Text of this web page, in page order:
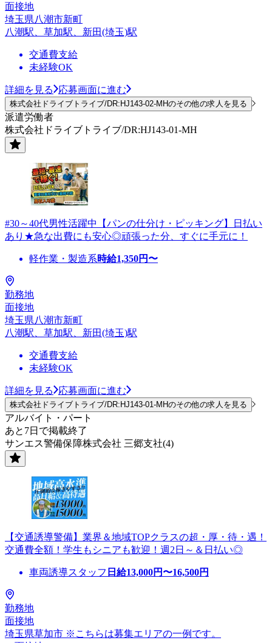
面接地
埼玉県八潮市新町
八潮駅、草加駅、新田(埼玉)駅
交通費支給
未経験OK
詳細を見る 応募画面に進む
株式会社ドライブトライブ/DR:HJ143-02-MHのその他の求人を見る
派遣労働者
株式会社ドライブトライブ/DR:HJ143-01-MH
#30～40代男性活躍中【パンの仕分け・ピッキング】日払い
あり★急な出費にも安心◎頑張った分、すぐに手元に！
軽作業・製造系時給1,350円〜
勤務地
面接地
埼玉県八潮市新町
八潮駅、草加駅、新田(埼玉)駅
交通費支給
未経験OK
詳細を見る 応募画面に進む
株式会社ドライブトライブ/DR:HJ143-01-MHのその他の求人を見る
アルバイト・パート
あと7日で掲載終了
サンエス警備保障株式会社 三郷支社(4)
【交通誘導警備】業界＆地域TOPクラスの超・厚・待・遇！
交通費全額！学生もシニアも歓迎！週2日～＆日払い◎
車両誘導スタッフ 日給13,000円〜16,500円
勤務地
面接地
埼玉県草加市 ※こちらは募集エリアの一例です。